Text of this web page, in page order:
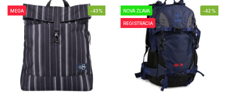
MEGA -43% NOVÁ ZĽAVA
REGISTRÁCIA
-42%